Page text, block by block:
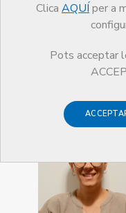
Clica AQUÍ per a
Pots acceptar
Guardonat